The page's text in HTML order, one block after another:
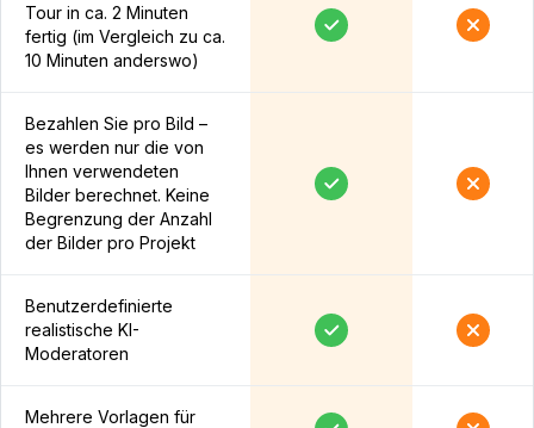
Tour in ca. 2 Minuten
fertig (im Vergleich zu ca.
10 Minuten anderswo)
Bezahlen Sie pro Bild –
es werden nur die von
Ihnen verwendeten
Bilder berechnet. Keine
Begrenzung der Anzahl
der Bilder pro Projekt
Benutzerdefinierte
realistische KI-
Moderatoren
Mehrere Vorlagen für